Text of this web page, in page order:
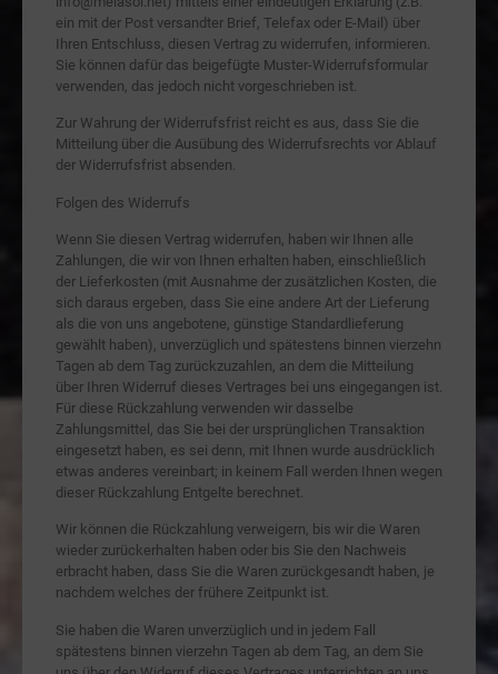
ein mit der Post versandter Brief, Telefax oder E-Mail) über
Ihren Entschluss, diesen Vertrag zu widerrufen, informieren.
Sie können dafür das beigefügte Muster-Widerrufsformular
verwenden, das jedoch nicht vorgeschrieben ist.
Zur Wahrung der Widerrufsfrist reicht es aus, dass Sie die
Mitteilung über die Ausübung des Widerrufsrechts vor Ablauf
der Widerrufsfrist absenden.
Folgen des Widerrufs
Wenn Sie diesen Vertrag widerrufen, haben wir Ihnen alle
Zahlungen, die wir von Ihnen erhalten haben, einschließlich
der Lieferkosten (mit Ausnahme der zusätzlichen Kosten, die
sich daraus ergeben, dass Sie eine andere Art der Lieferung
als die von uns angebotene, günstige Standardlieferung
gewählt haben), unverzüglich und spätestens binnen vierzehn
Tagen ab dem Tag zurückzuzahlen, an dem die Mitteilung
über Ihren Widerruf dieses Vertrages bei uns eingegangen ist.
Für diese Rückzahlung verwenden wir dasselbe
Zahlungsmittel, das Sie bei der ursprünglichen Transaktion
eingesetzt haben, es sei denn, mit Ihnen wurde ausdrücklich
etwas anderes vereinbart; in keinem Fall werden Ihnen wegen
dieser Rückzahlung Entgelte berechnet.
Wir können die Rückzahlung verweigern, bis wir die Waren
wieder zurückerhalten haben oder bis Sie den Nachweis
erbracht haben, dass Sie die Waren zurückgesandt haben, je
nachdem welches der frühere Zeitpunkt ist.
Sie haben die Waren unverzüglich und in jedem Fall
spätestens binnen vierzehn Tagen ab dem Tag, an dem Sie